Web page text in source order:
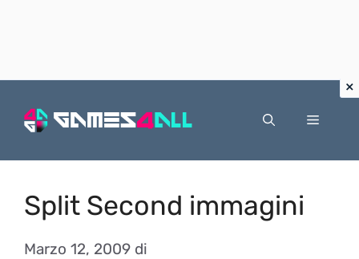
Menu
Split Second immagini
Marzo 12, 2009 di